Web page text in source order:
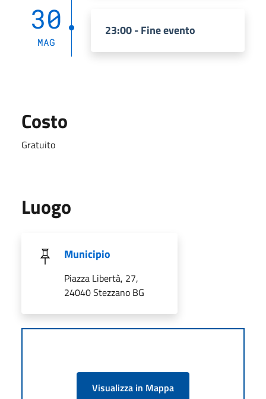
30
MAG
23:00 - Fine evento
Costo
Gratuito
Luogo
Municipio
Piazza Libertà, 27,
24040 Stezzano BG
Visualizza in Mappa